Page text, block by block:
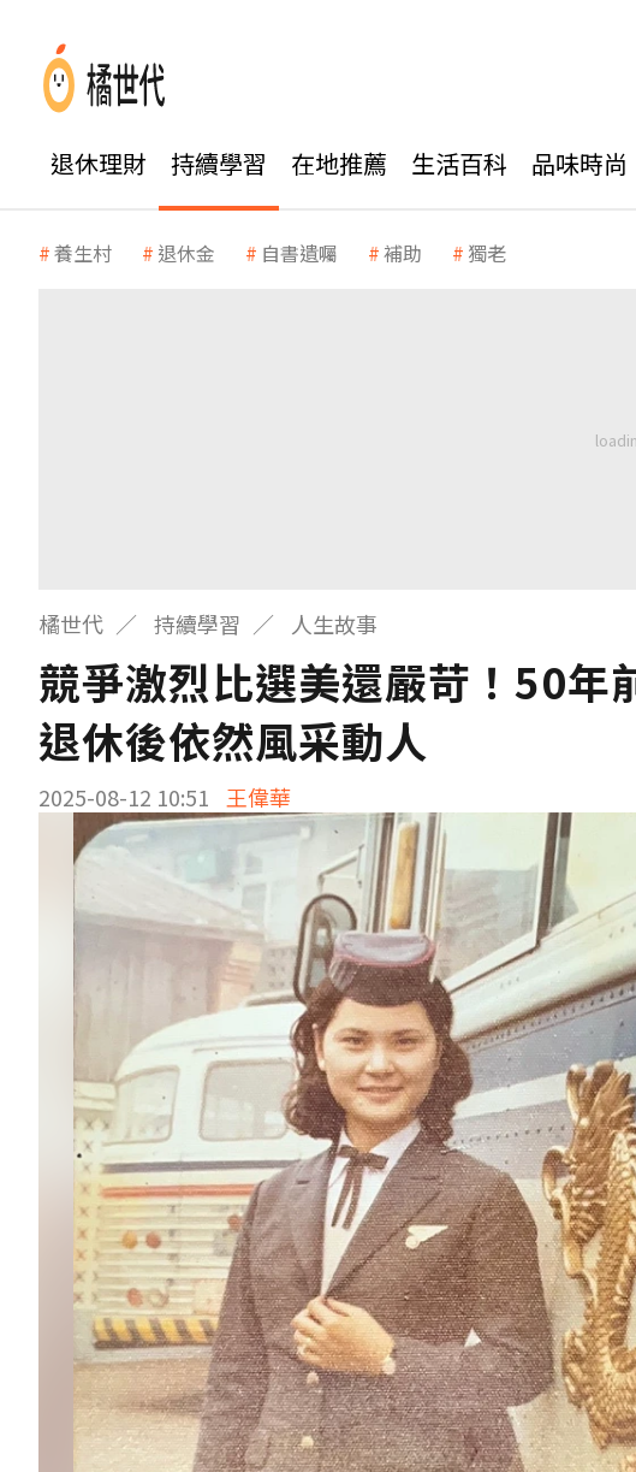
退休理財 持續學習 在地推薦 生活百科 品味時尚
養生村 退休金 自書遺囑 補助 獨老
橘世代 持續學習 人生故事
競爭激烈比選美還嚴苛！50年
退休後依然風采動人
2025-08-12 10:51 王偉華